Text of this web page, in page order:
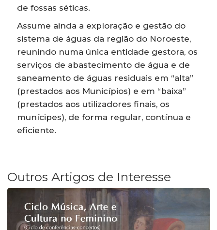
de fossas séticas.
Assume ainda a exploração e gestão do
sistema de águas da região do Noroeste,
reunindo numa única entidade gestora, os
serviços de abastecimento de água e de
saneamento de águas residuais em “alta”
(prestados aos Municípios) e em “baixa”
(prestados aos utilizadores finais, os
munícipes), de forma regular, contínua e
eficiente.
Outros Artigos de Interesse